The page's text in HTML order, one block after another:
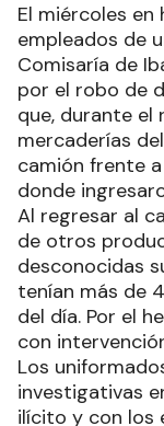
El miércoles en
empleados de
Comisaría de
por el robo de
que, durante
mercaderías
camión frente
donde
Al regresar al
de otros
desconocidas
tenían más de
del día. Por el
con
Los
investigativas
ilícito y con los